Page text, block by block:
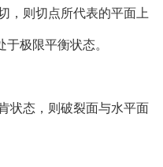
则切点所代表的平面上
于极限平衡状态。
态，则破裂面与水平面